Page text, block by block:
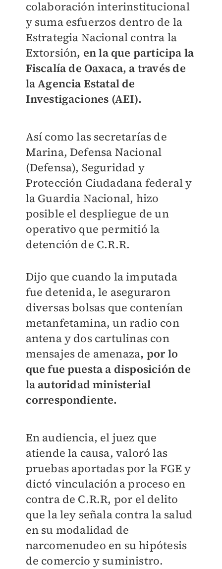
colaboración interinstitucional
y suma esfuerzos dentro de la
Estrategia Nacional contra la
Extorsión, en la que participa la
Fiscalía de Oaxaca, a través de
la Agencia Estatal de
Investigaciones (AEI).
Así como las secretarías de
Marina, Defensa Nacional
(Defensa), Seguridad y
Protección Ciudadana federal y
la Guardia Nacional, hizo
posible el despliegue de un
operativo que permitió la
detención de C.R.R.
Dijo que cuando la imputada
fue detenida, le aseguraron
diversas bolsas que contenían
metanfetamina, un radio con
antena y dos cartulinas con
mensajes de amenaza, por lo
que fue puesta a disposición de
la autoridad ministerial
correspondiente.
En audiencia, el juez que
atiende la causa, valoró las
pruebas aportadas por la FGE y
dictó vinculación a proceso en
contra de C.R.R, por el delito
que la ley señala contra la salud
en su modalidad de
narcomenudeo en su hipótesis
de comercio y suministro.